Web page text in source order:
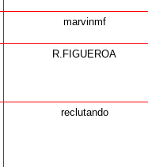
marvinmf
R.FIGUEROA
reclutando